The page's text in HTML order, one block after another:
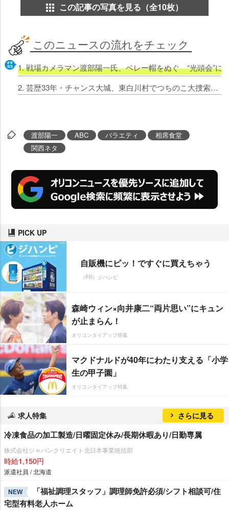
この記事の写真を見る（全10枚）
このニュースの流れをチェック
1. 戦場カメラマン渡部陽一氏、ベレー帽をぬぐ “光頭会”に
2. 芸歴33年・チャンス大城、東白川村でつちのこ大捜索 『相席食堂』初登場
渡部陽一 ABC バラエティ
相席食堂
関西ネタ
PICK UP
自販機にピッ！ですぐに買えちゃう
（PR）ジハンピ
森崎ウィン×向井康二“両片思い”にキュン
が止まらん！
オリコンタイアップ特集
マクドナルドが40年にわたり支える「小学
生の甲子園」
オリコンタイアップ特集
求人特集 さらに見る
冷凍食品の加工製造/日曜固定休み/長期休暇あり/日勤専属
株式会社ジャパンクリエイト北日本事業統括部
時給1,150円
派遣社員 / 北海道
NEW
「福祉調理スタッフ」調理師免許必須/シフト相談可/住
宅型有料老人ホーム